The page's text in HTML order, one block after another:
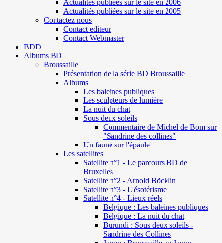
Actualités publiées sur le site en 2006
Actualités publiées sur le site en 2005
Contactez nous
Contact editeur
Contact Webmaster
BDD
Albums BD
Broussaille
Présentation de la série BD Broussaille
Albums
Les baleines publiques
Les sculpteurs de lumière
La nuit du chat
Sous deux soleils
Commentaire de Michel de Bom sur
"Sandrine des collines"
Un faune sur l'épaule
Les satellites
Satellite n°1 - Le parcours BD de
Bruxelles
Satellite n°2 - Arnold Böcklin
Satellite n°3 - L'ésotérisme
Satellite n°4 - Lieux réels
Belgique : Les baleines publiques
Belgique : La nuit du chat
Burundi : Sous deux soleils -
Sandrine des Collines